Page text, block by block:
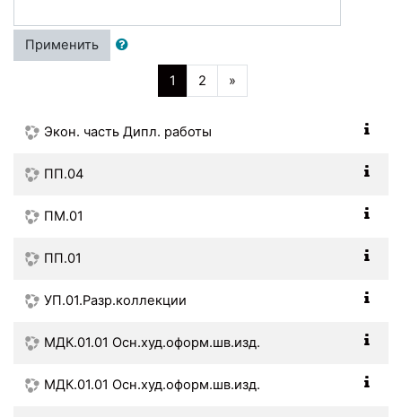
Применить
1 (текущая)
2 »Далее
Экон. часть Дипл. работы
ПП.04
ПМ.01
ПП.01
УП.01.Разр.коллекции
МДК.01.01 Осн.худ.оформ.шв.изд.
МДК.01.01 Осн.худ.оформ.шв.изд.